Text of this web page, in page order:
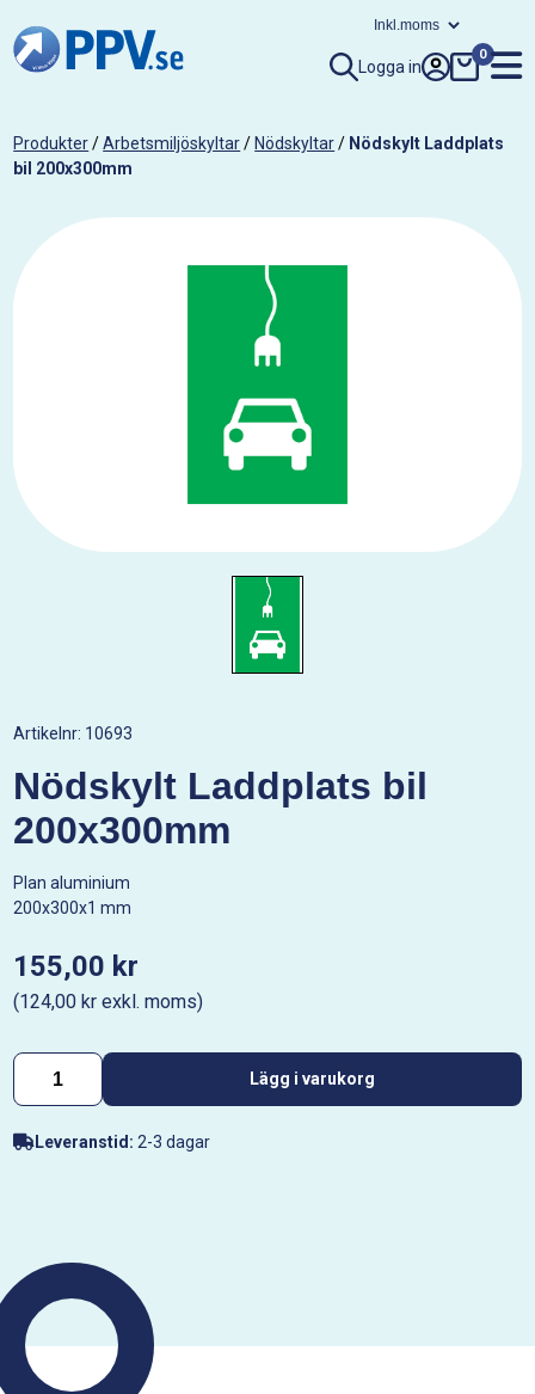
Logga in
0
Produkter/Arbetsmiljöskyltar/ Nödskyltar/ Nödskylt Laddplats
bil 200x300mm
Artikelnr: 10693
Nödskylt Laddplats bil
200x300mm
Plan aluminium
200x300x1 mm
155,00 kr
(124,00 kr exkl. moms)
Lägg i varukorg
Leveranstid: 2-3 dagar